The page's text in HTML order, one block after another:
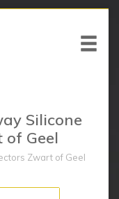
Silicone
Geel
Zwart of Geel